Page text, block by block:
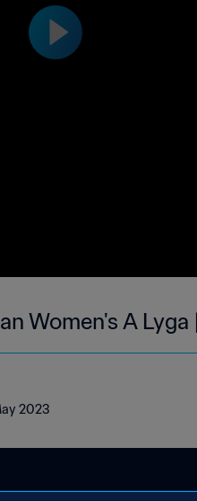
Women's A
2023